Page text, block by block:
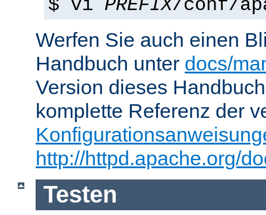
$ vi PREFIX/conf/
Werfen Sie auch einen
Handbuch unter docs/
Version dieses
komplette Referenz der
http://httpd.apache.org/
Testen